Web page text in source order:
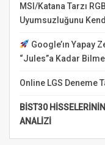
MSI/Katana Tarzı
Uyumsuzluğunu
Google’ın Yapay
“Jules”a Kadar
Online LGS Deneme
BİST30
ANALİZİ